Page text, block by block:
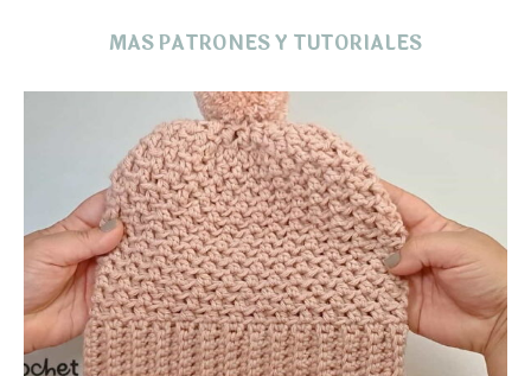
MAS PATRONES Y TUTORIALES